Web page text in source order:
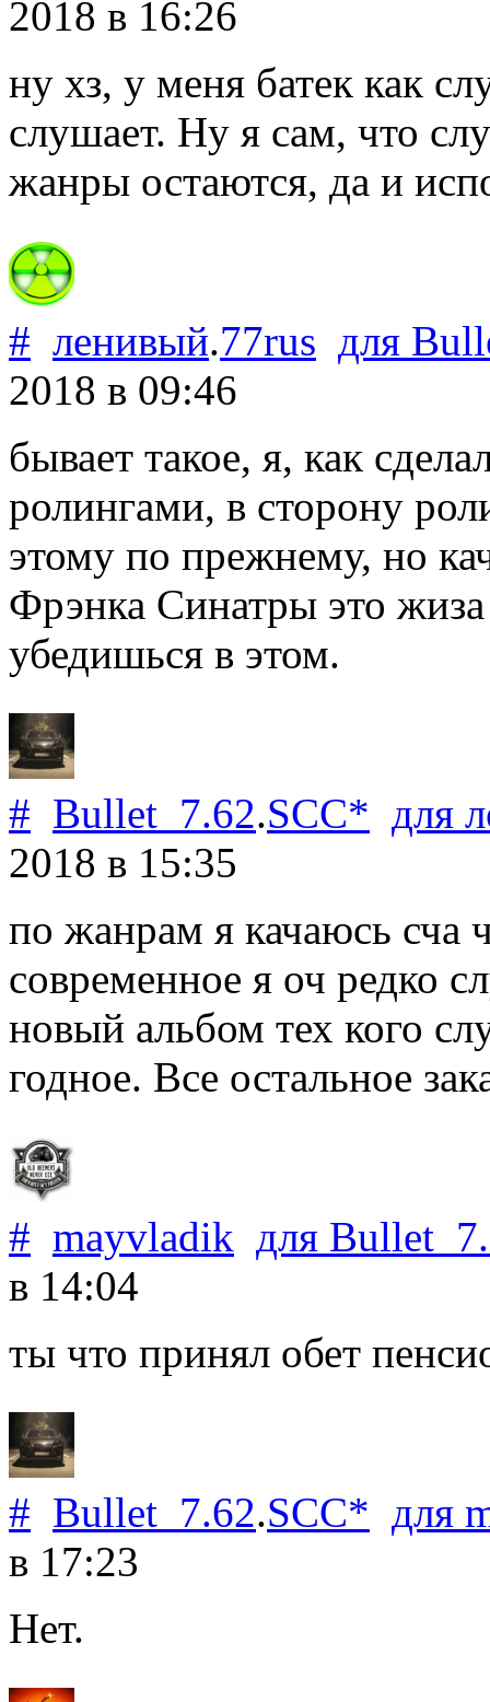
2018 в 16:26
ну хз, у меня батек как
слушает. Ну я сам, что
жанры остаются, да и
# ленивый.77rus для
2018 в 09:46
бывает такое, я, как
ролингами, в сторону
этому по прежнему, но
Фрэнка Синатры это
убедишься в этом.
# Bullet_7.62.SCC* для
2018 в 15:35
по жанрам я качаюсь сча
современное я оч редко
новый альбом тех кого
годное. Все остальное
# mayvladik для
в 14:04
ты что принял обет
# Bullet_7.62.SCC* для
в 17:23
Нет.